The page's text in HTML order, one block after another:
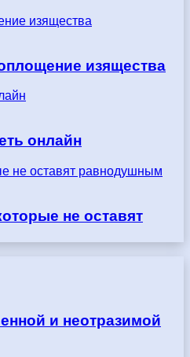
изящества
изящества
онлайн
не оставят равнодушным
не оставят
и неотразимой